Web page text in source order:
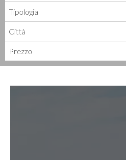
Tipologia
Città
Prezzo